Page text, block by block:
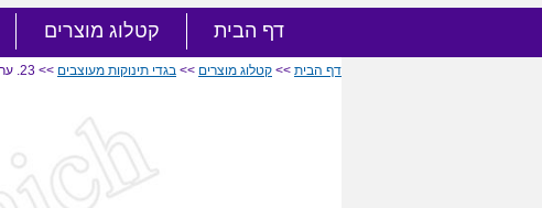
דף הבית קטלוג מוצרים
דף הבית >> קטלוג מוצרים >> בגדי תינוקות מעוצבים >> 23. ערה